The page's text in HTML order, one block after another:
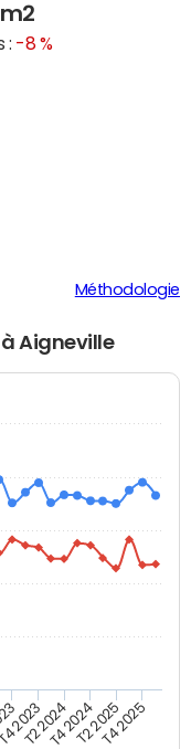
: -8 %
Méthodologie
Aigneville
2023
T2 2024T4 2024T2 2025T4 2025